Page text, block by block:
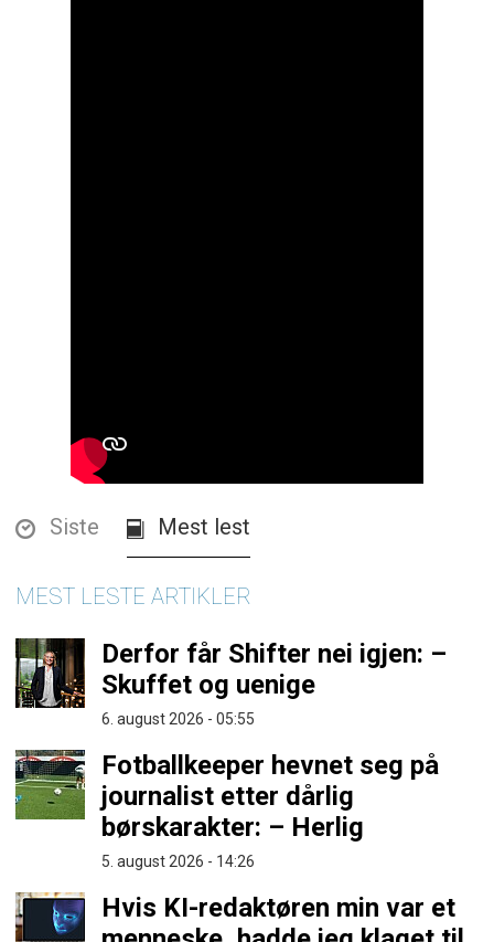
Siste Mest lest
MEST LESTE ARTIKLER
Derfor får Shifter nei igjen: –
Skuffet og uenige
6. august 2026 - 05:55
Fotballkeeper hevnet seg på
journalist etter dårlig
børskarakter: – Herlig
5. august 2026 - 14:26
Hvis KI-redaktøren min var et